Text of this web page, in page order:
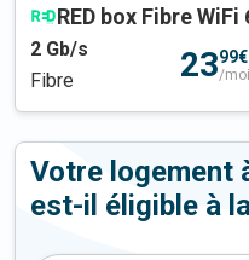
RED box Fibre WiFi
2 Gb/s
Fibre
2399€
/
Votre logement
est-il éligible à